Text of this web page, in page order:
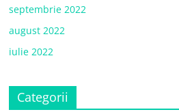
septembrie 2022
august 2022
iulie 2022
Categorii